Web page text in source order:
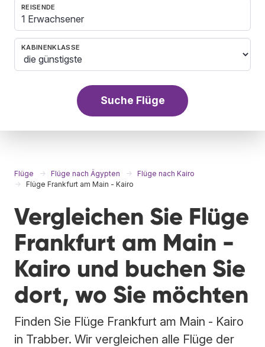
REISENDE
1 Erwachsener
KABINENKLASSE
Suche Flüge
Flüge Flüge nach Ägypten
Flüge nach Kairo
Flüge Frankfurt am Main - Kairo
Vergleichen Sie Flüge
Frankfurt am Main -
Kairo und buchen Sie
dort, wo Sie möchten
Finden Sie Flüge Frankfurt am Main - Kairo
in Trabber. Wir vergleichen alle Flüge der